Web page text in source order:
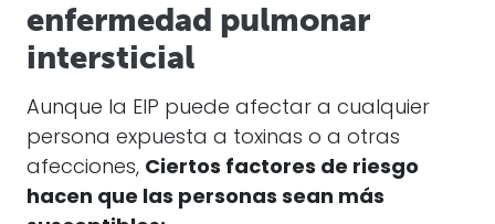
enfermedad pulmonar
intersticial
Aunque la EIP puede afectar a cualquier
persona expuesta a toxinas o a otras
afecciones, Ciertos factores de riesgo
hacen que las personas sean más